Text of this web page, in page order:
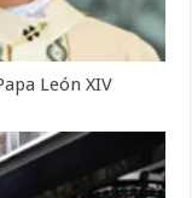
León XIV